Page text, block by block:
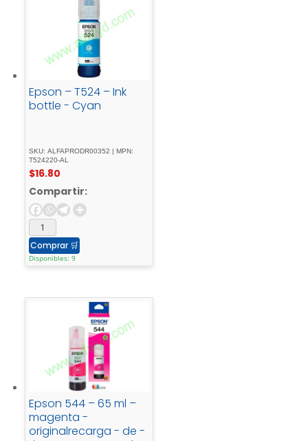
Epson – T524 – Ink
bottle - Cyan
SKU: ALFAPRODR00352 | MPN:
T524220-AL
$16.80
Compartir:
Comprar 🛒
Disponibles: 9
Epson 544 – 65 ml –
magenta -
originalrecarga - de -